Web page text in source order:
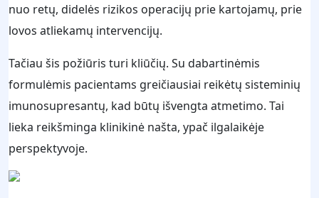
nuo retų, didelės rizikos operacijų prie kartojamų, prie
lovos atliekamų intervencijų.
Tačiau šis požiūris turi kliūčių. Su dabartinėmis
formulėmis pacientams greičiausiai reikėtų sisteminių
imunosupresantų, kad būtų išvengta atmetimo. Tai
lieka reikšminga klinikinė našta, ypač ilgalaikėje
perspektyvoje.